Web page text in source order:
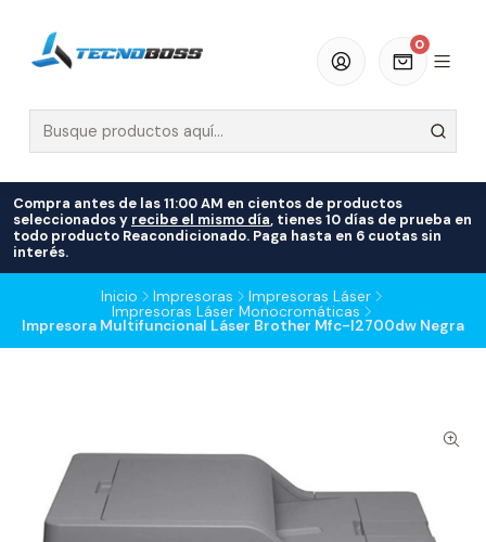
0
Compra antes de las 11:00 AM en cientos de productos
seleccionados y recibe el mismo día, tienes 10 días de prueba en
todo producto Reacondicionado. Paga hasta en 6 cuotas sin
interés.
Inicio Impresoras
Impresoras Láser
Impresoras Láser Monocromáticas
Impresora Multifuncional Láser Brother Mfc-l2700dw Negra